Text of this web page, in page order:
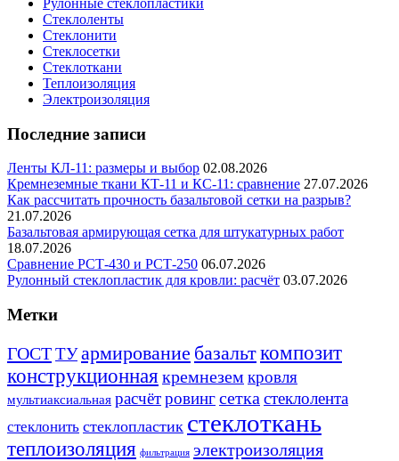
Рулонные стеклопластики
Стеклоленты
Стеклонити
Стеклосетки
Стеклоткани
Теплоизоляция
Электроизоляция
Последние записи
Ленты КЛ-11: размеры и выбор 02.08.2026
Кремнеземные ткани КТ-11 и КС-11: сравнение 27.07.2026
Как рассчитать прочность базальтовой сетки на разрыв?
21.07.2026
Базальтовая армирующая сетка для штукатурных работ
18.07.2026
Сравнение РСТ-430 и РСТ-250 06.07.2026
Рулонный стеклопластик для кровли: расчёт 03.07.2026
Метки
ГОСТТУармирование базальткомпозит
конструкционная кремнезем кровля
мультиаксиальная расчётровингсетка стеклолента
стеклонить стеклопластик стеклоткань
теплоизоляция фильтрация электроизоляция